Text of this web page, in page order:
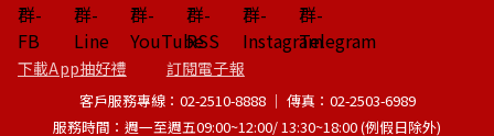
下載App抽好禮 訂閱電子報
客戶服務專線：02-2510-8888 │ 傳真：02-2503-6989
服務時間：週一至週五09:00~12:00/ 13:30~18:00 (例假日除外)